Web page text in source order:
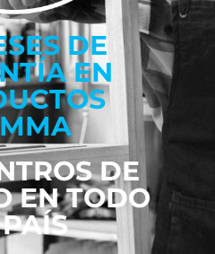
DE
EN
DE
EN TODO